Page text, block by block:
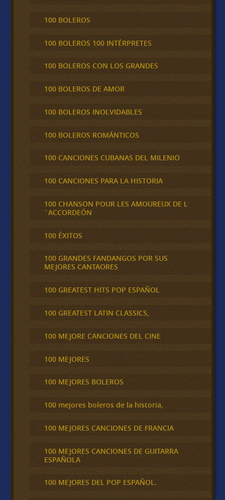
100 BOLEROS
100 BOLEROS 100 INTÉRPRETES
100 BOLEROS CON LOS GRANDES
100 BOLEROS DE AMOR
100 BOLEROS INOLVIDABLES
100 BOLEROS ROMÁNTICOS
100 CANCIONES CUBANAS DEL MILENIO
100 CANCIONES PARA LA HISTORIA
100 CHANSON POUR LES AMOUREUX DE L
´ACCORDEÓN
100 ÉXITOS
100 GRANDES FANDANGOS POR SUS
MEJORES CANTAORES
100 GREATEST HITS POP ESPAÑOL
100 GREATEST LATIN CLASSICS,
100 MEJORE CANCIONES DEL CINE
100 MEJORES
100 MEJORES BOLEROS
100 mejores boleros de la historia,
100 MEJORES CANCIONES DE FRANCIA
100 MEJORES CANCIONES DE GUITARRA
ESPAÑOLA
100 MEJORES DEL POP ESPAÑOL.